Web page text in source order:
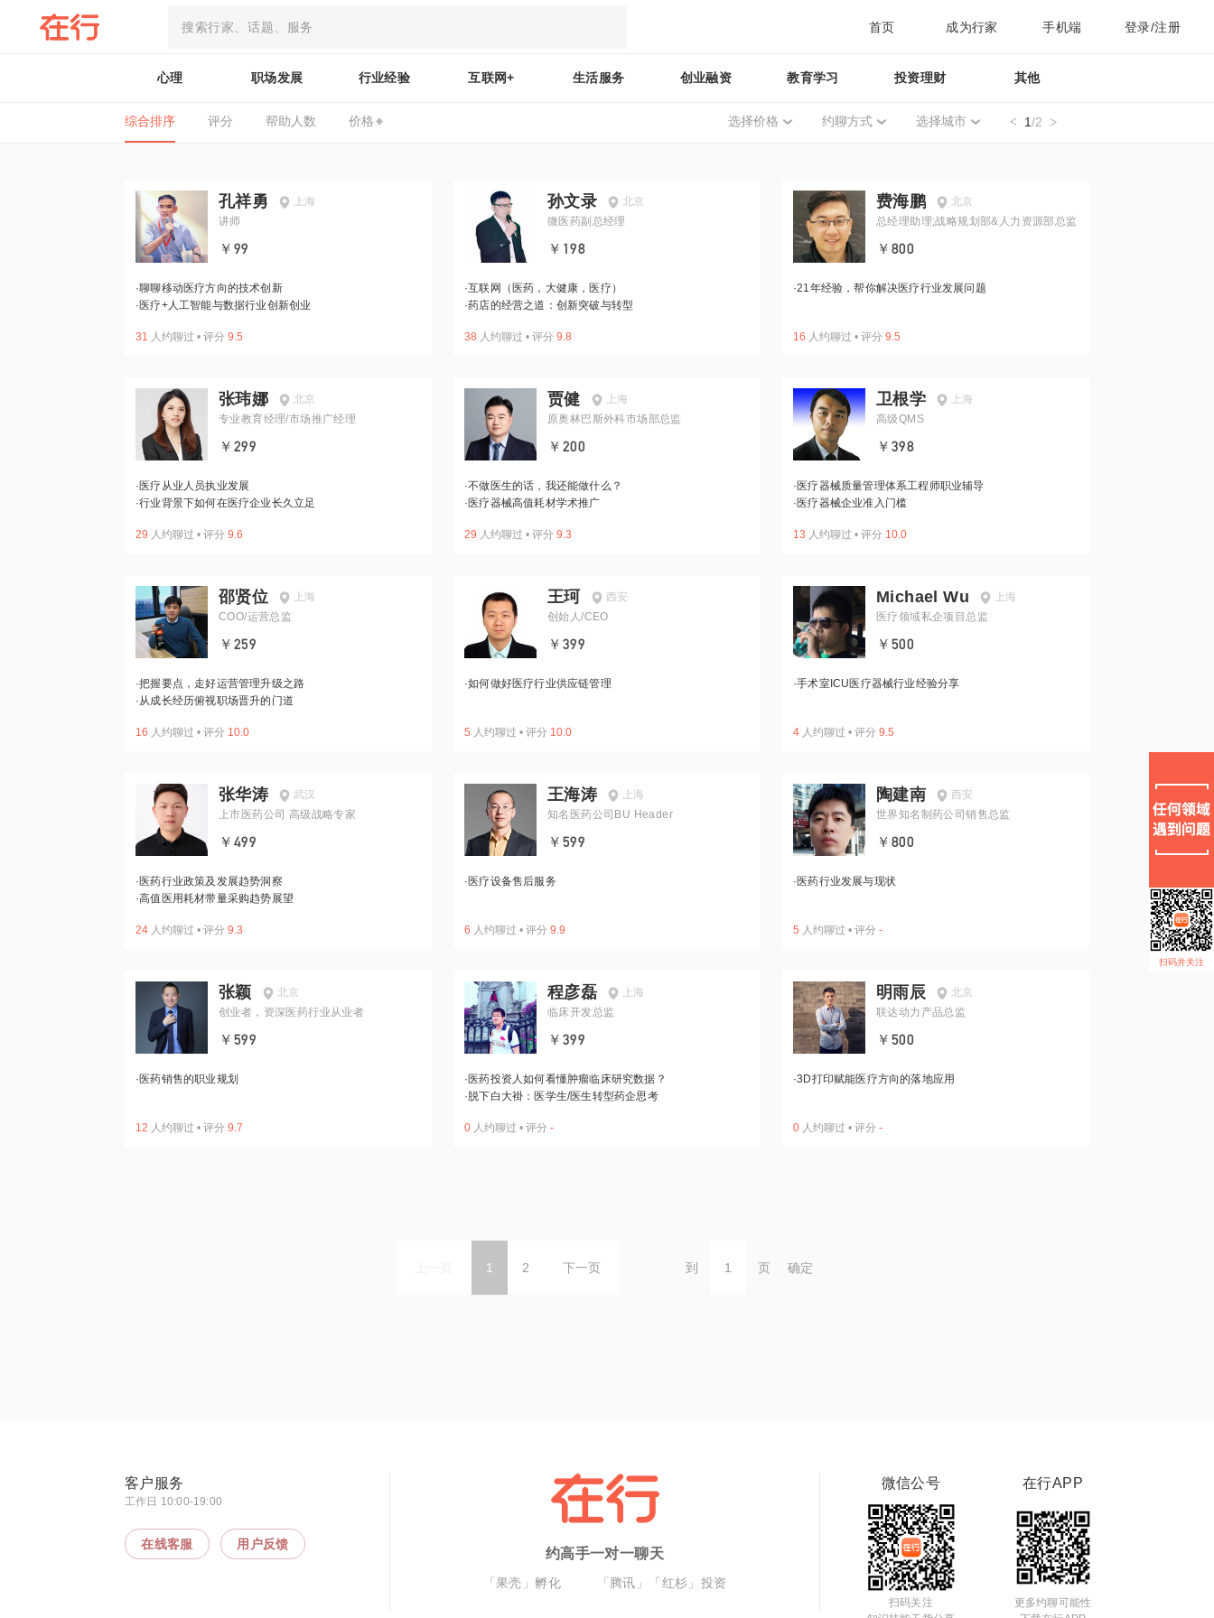
首页 成为行家 手机端 登录/注册
心理 职场发展 行业经验 互联网+ 生活服务 创业融资 教育学习 投资理财 其他
综合排序 评分 帮助人数 价格 选择价格 约聊方式 选择城市 1/2
孔祥勇
上海
讲师
￥99
·聊聊移动医疗方向的技术创新
· 医疗+人工智能与数据行业创新创业
31 人约聊过 • 评分 9.5
孙文录
北京
微医药副总经理
￥198
·互联网（医药，大健康，医疗）
·药店的经营之道：创新突破与转型
38 人约聊过 • 评分 9.8
费海鹏
北京
总经理助理;战略规划部&人力资源部总监
￥800
·21年经验，帮你解决医疗行业发展问题
16 人约聊过 • 评分 9.5
张玮娜
北京
专业教育经理/市场推广经理
￥299
· 医疗从业人员执业发展
·行业背景下如何在医疗企业长久立足
29 人约聊过 • 评分 9.6
贾健
上海
原奥林巴斯外科市场部总监
￥200
·不做医生的话，我还能做什么？
· 医疗器械高值耗材学术推广
29 人约聊过 • 评分 9.3
卫根学
上海
高级QMS
￥398
· 医疗器械质量管理体系工程师职业辅导
· 医疗器械企业准入门槛
13 人约聊过 • 评分 10.0
邵贤位
上海
COO/运营总监
￥259
·把握要点，走好运营管理升级之路
·从成长经历俯视职场晋升的门道
16 人约聊过 • 评分 10.0
王珂
西安
创始人/CEO
￥399
·如何做好医疗行业供应链管理
5 人约聊过 • 评分 10.0
Michael Wu
上海
医疗领域私企项目总监
￥500
·手术室ICU医疗器械行业经验分享
4 人约聊过 • 评分 9.5
张华涛
武汉
上市医药公司 高级战略专家
￥499
· 医药行业政策及发展趋势洞察
·高值医用耗材带量采购趋势展望
24 人约聊过 • 评分 9.3
王海涛
上海
知名医药公司BU Header
￥599
· 医疗设备售后服务
6 人约聊过 • 评分 9.9
陶建南
西安
世界知名制药公司销售总监
￥800
· 医药行业发展与现状
5 人约聊过 • 评分 -
张颖
北京
创业者，资深医药行业从业者
￥599
· 医药销售的职业规划
12 人约聊过 • 评分 9.7
程彦磊
上海
临床开发总监
￥399
· 医药投资人如何看懂肿瘤临床研究数据？
· 脱下白大褂：医学生/医生转型药企思考
0 人约聊过 • 评分 -
明雨辰
北京
联达动力产品总监
￥500
·3D打印赋能医疗方向的落地应用
0 人约聊过 • 评分 -
1 2 下一页 到 页 确定
扫码并关注
客户服务
工作日 10:00-19:00
在线客服 用户反馈
约高手一对一聊天
「果壳」孵化 「腾讯」「红杉」投资
微信公号
扫码关注
在行APP
更多约聊可能性